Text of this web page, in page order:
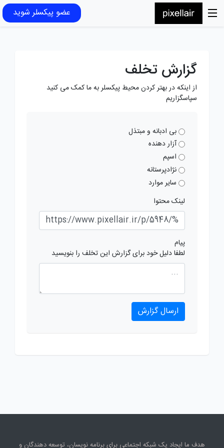
عضو پیکسلر شوید
گزارش تخلف
از اینکه در بهتر کردن محیط پیکسلر به ما کمک می کنید
سپاسگزاریم
بی ادبانه و مبتذل
آزار دهنده
اسپم
نژادپرستانه
سایر موارد
لینک محتوا
پیام
لطفا دلیل خود برای گزارش این تخلف را بنویسید
ارسال گزارش
هدف ما ایجاد یک شبکه اجتماعی برای برنامه نویسان، توسعه دهندگان و